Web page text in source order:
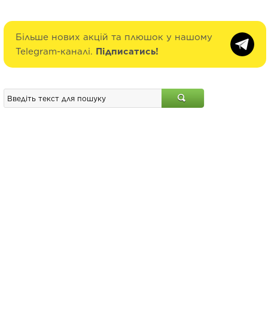
Більше нових акцій та плюшок у нашому
Telegram-каналі. Підписатись!